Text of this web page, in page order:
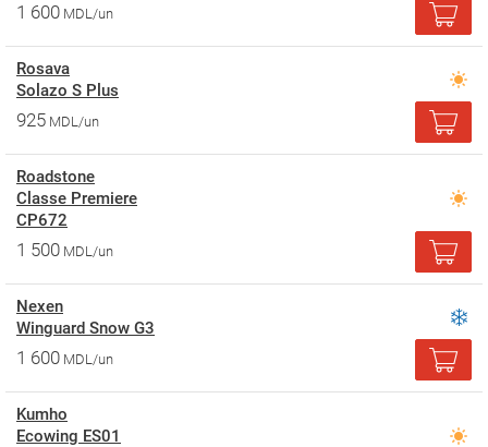
1 600 MDL/un
Rosava
Solazo S Plus
925 MDL/un
Roadstone
Classe Premiere
CP672
1 500 MDL/un
Nexen
Winguard Snow G3
1 600 MDL/un
Kumho
Ecowing ES01